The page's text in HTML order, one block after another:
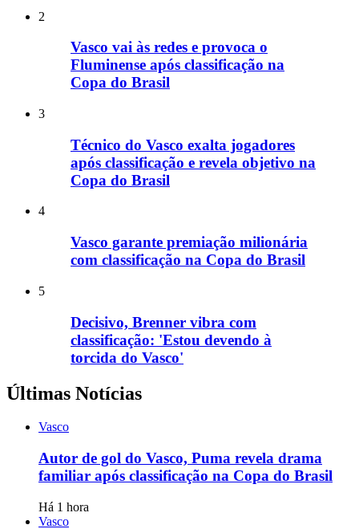
2
Vasco vai às redes e provoca o
Fluminense após classificação na
Copa do Brasil
3
Técnico do Vasco exalta jogadores
após classificação e revela objetivo na
Copa do Brasil
4
Vasco garante premiação milionária
com classificação na Copa do Brasil
5
Decisivo, Brenner vibra com
classificação: 'Estou devendo à
torcida do Vasco'
Últimas Notícias
Vasco
Autor de gol do Vasco, Puma revela drama
familiar após classificação na Copa do Brasil
Há 1 hora
Vasco